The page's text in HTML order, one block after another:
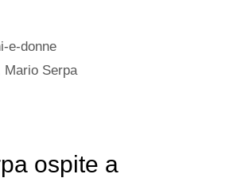
e-donne
Mario Serpa
ospite a